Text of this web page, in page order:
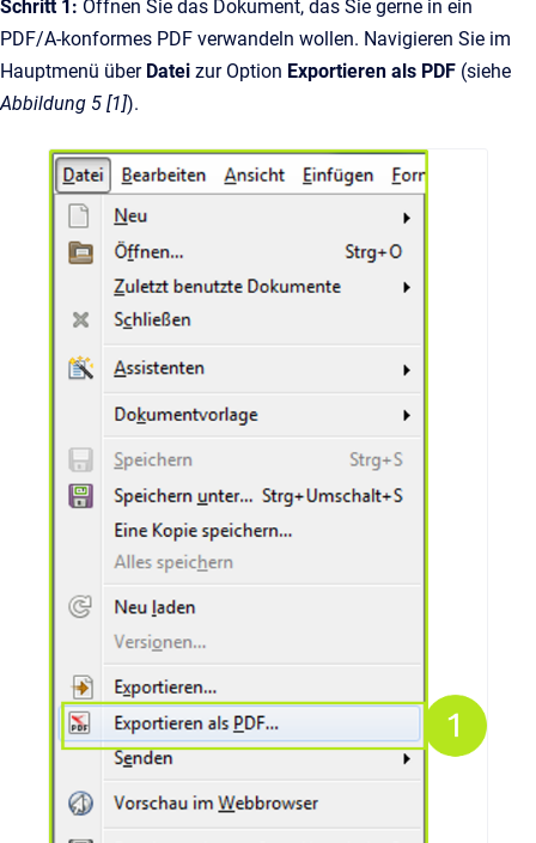
Schritt 1: Öffnen Sie das Dokument, das Sie gerne in ein
PDF/A-konformes PDF verwandeln wollen. Navigieren Sie im
Hauptmenü über Datei zur Option Exportieren als PDF (siehe
Abbildung 5 [1]).